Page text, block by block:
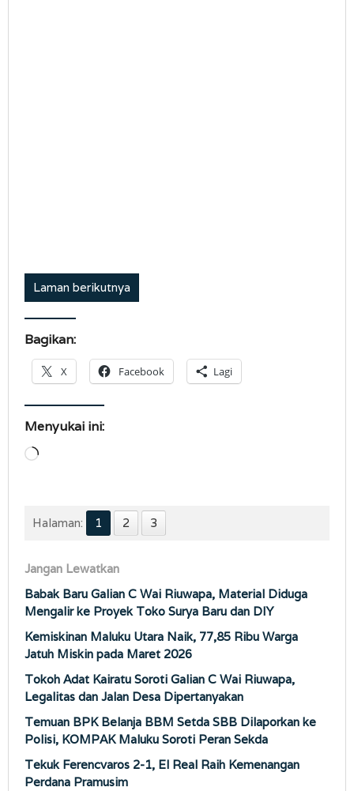
Laman berikutnya
Bagikan:
X Facebook Lagi
Menyukai ini:
Memuat...
Halaman: 1 2 3
Jangan Lewatkan
Babak Baru Galian C Wai Riuwapa, Material Diduga
Mengalir ke Proyek Toko Surya Baru dan DIY
Kemiskinan Maluku Utara Naik, 77,85 Ribu Warga
Jatuh Miskin pada Maret 2026
Tokoh Adat Kairatu Soroti Galian C Wai Riuwapa,
Legalitas dan Jalan Desa Dipertanyakan
Temuan BPK Belanja BBM Setda SBB Dilaporkan ke
Polisi, KOMPAK Maluku Soroti Peran Sekda
Tekuk Ferencvaros 2-1, El Real Raih Kemenangan
Perdana Pramusim